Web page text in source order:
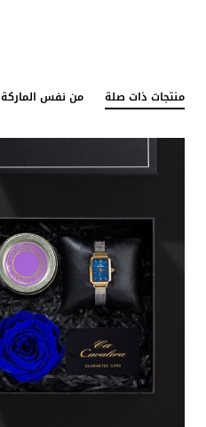
منتجات ذات صلة من نفس الماركة